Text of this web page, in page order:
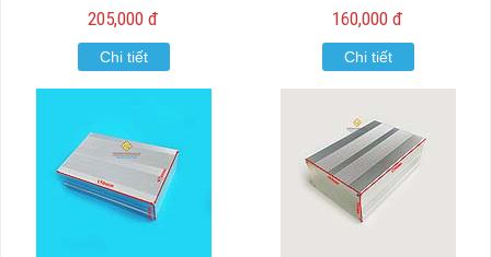
205,000 đ
Chi tiết
160,000 đ
Chi tiết